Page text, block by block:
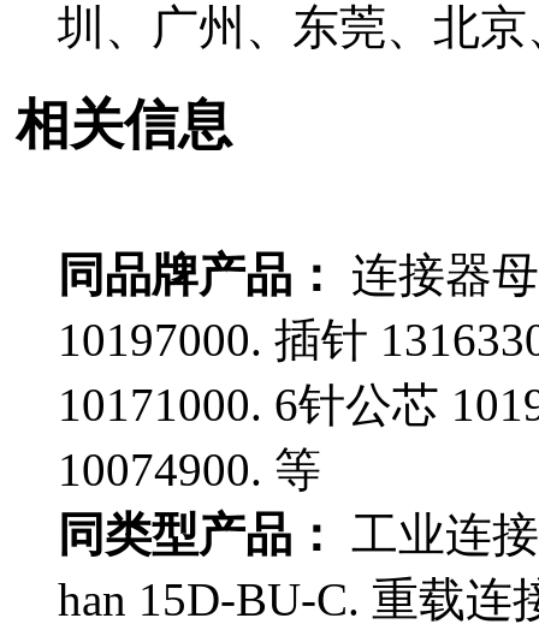
圳、广州、东莞、北
相关信息
同品牌产品：
连接器
10197000. 插针
10171000. 6针公芯
10074900. 等
同类型产品： 工业连
han 15D-BU-C. 重载连